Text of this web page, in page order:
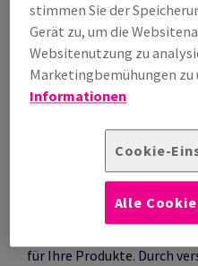
Anwendungsbeispiel:
Die mehrlagigen,
für Ihre Produkte. Durch
stimmen Sie der
Gerät zu, um die
Websitenutzung zu
Marketingbemühungen
Informationen
Cookie-
Alle